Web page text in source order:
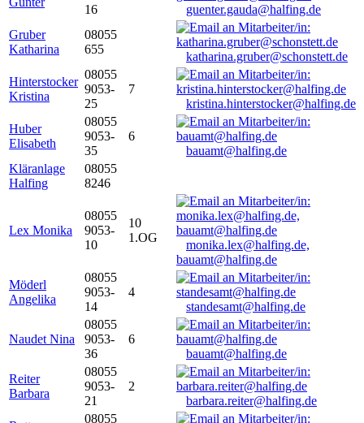
16
guenter.gauda@halfing.de
Gruber
Katharina
08055
655
katharina.gruber@schonstett.de
Hinterstocker
Kristina
08055
9053-
25
7
kristina.hinterstocker@halfing.de
Huber
Elisabeth
08055
9053-
35
6
bauamt@halfing.de
Kläranlage
Halfing
08055
8246
Lex Monika
08055
9053-
10
10
1.OG
monika.lex@halfing.de,
bauamt@halfing.de
Möderl
Angelika
08055
9053-
14
4
standesamt@halfing.de
Naudet Nina
08055
9053-
36
6
bauamt@halfing.de
Reiter
Barbara
08055
9053-
21
2
barbara.reiter@halfing.de
08055